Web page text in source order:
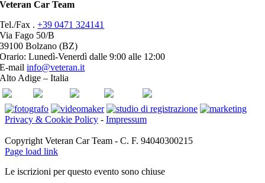
Veteran Car Team
Tel./Fax .+39 0471 324141
Via Fago 50/B
39100 Bolzano (BZ)
Orario: Lunedì-Venerdì dalle 9:00 alle 12:00
E-mailinfo@veteran.it
Alto Adige – Italia
ASI
FIVA ACI youtube facebook
Privacy & Cookie Policy - Impressum
Copyright Veteran Car Team - C. F. 94040300215
Page load link
Le iscrizioni per questo evento sono chiuse